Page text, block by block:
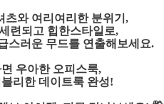
와 여리여리한 분위기 ,
련되고 힙한스타일로,
스러운 무드를 연출해보세요.
우아한 오피스룩,
리한 데이트룩완성!